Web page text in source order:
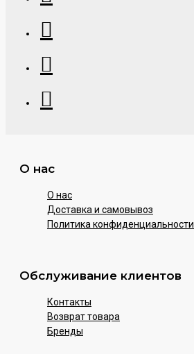
О нас
О нас
Доставка и самовывоз
Политика конфиденциальности
Обслуживание клиентов
Контакты
Возврат товара
Бренды